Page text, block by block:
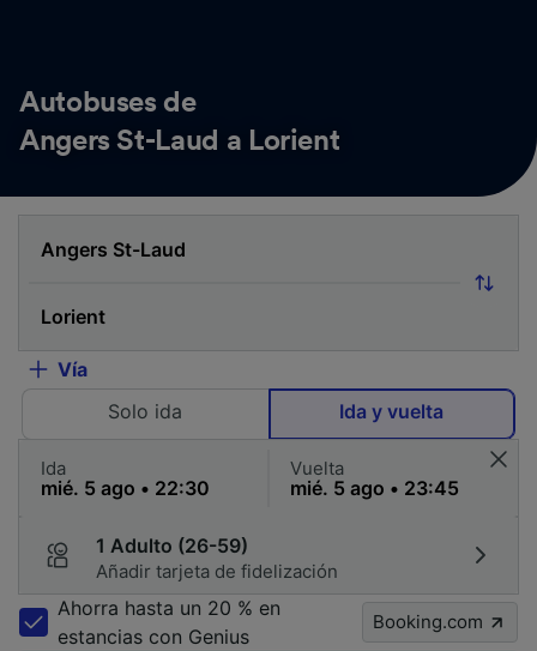
Autobuses de
Angers St-Laud a Lorient
Vía
Solo ida
Ida y vuelta
Ida Vuelta
1 Adulto (26-59)
Añadir tarjeta de fidelización
Ahorra hasta un 20 % en
estancias con Genius
Booking.com